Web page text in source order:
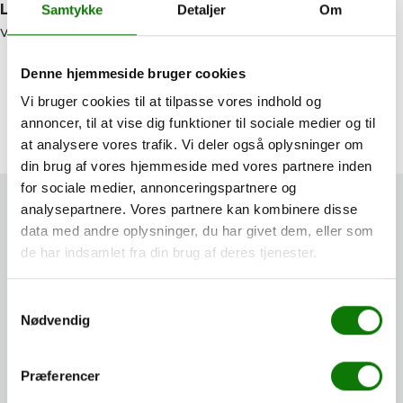
Samtykke Detaljer Om
Denne hjemmeside bruger cookies
Vi bruger cookies til at tilpasse vores indhold og
annoncer, til at vise dig funktioner til sociale medier og til
at analysere vores trafik. Vi deler også oplysninger om
din brug af vores hjemmeside med vores partnere inden
for sociale medier, annonceringspartnere og
analysepartnere. Vores partnere kan kombinere disse
data med andre oplysninger, du har givet dem, eller som
de har indsamlet fra din brug af deres tjenester.
Nødvendig
Præferencer
Larsen
Værkfører
43
48
lla@daugaardbiler.dk
Jensen
Værkfører
43
49
jje@daugaardbiler.dk
Udvalgte Ford til salg og leasing